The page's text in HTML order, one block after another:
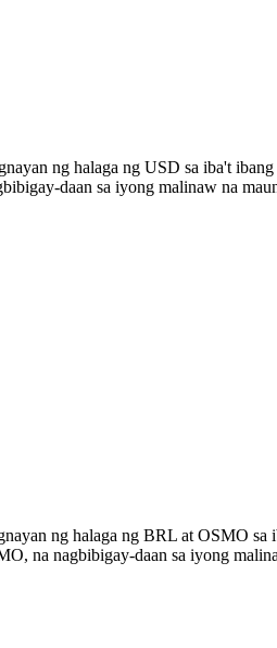
ng halaga ng USD sa iba't
daan sa iyong malinaw na
ng halaga ng BRL at OSMO sa
na nagbibigay-daan sa iyong